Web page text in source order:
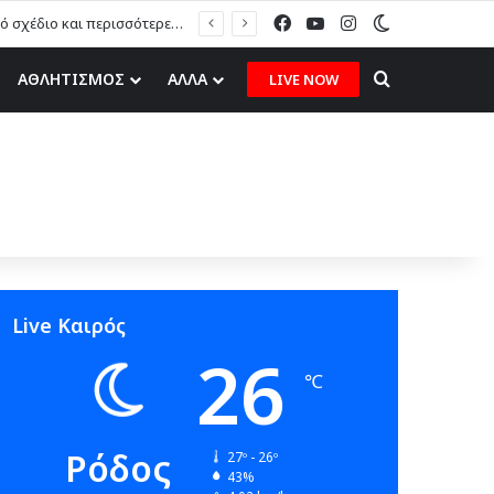
Η. Καραβόλιας στον topfm: «Το ερασιτεχνικό ποδόσφαιρο χρειάζεται στρατηγικό σχέδιο και περισσότερες ευκαιρίες για τα δικά μας παιδιά» (ηχητικό) FacebookYouTubeInstagram
ΑΘΛΗΤΙΣΜΟΣ ΑΛΛΑ LIVE NOW Search for
Live Καιρός
Ρόδος
26 ℃
27º - 26º
43%